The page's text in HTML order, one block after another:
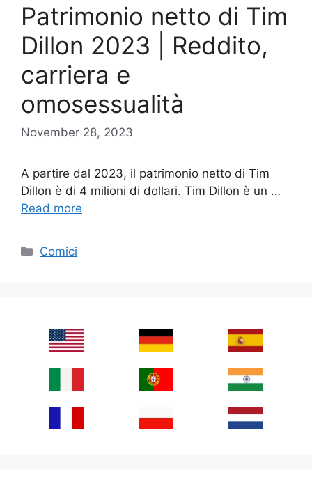
Patrimonio netto di Tim
Dillon 2023 | Reddito,
carriera e
omosessualità
November 28, 2023
A partire dal 2023, il patrimonio netto di Tim
Dillon è di 4 milioni di dollari. Tim Dillon è un …
Read more
Categories
Comici